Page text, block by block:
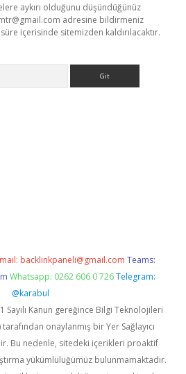
aykırı olduğunu düşündüğünüz
adresine bildirmeniz
içerisinde sitemizden kaldırılacaktır.
backlinkpaneli@gmail.com Teams:
Whatsapp: 0262 606 0 726 Telegram:
@karabul
Sayılı Kanun gereğince Bilgi Teknolojileri
onaylanmış bir Yer Sağlayıcı
Bu nedenle, sitedeki içerikleri proaktif
yükümlülüğümüz bulunmamaktadır.